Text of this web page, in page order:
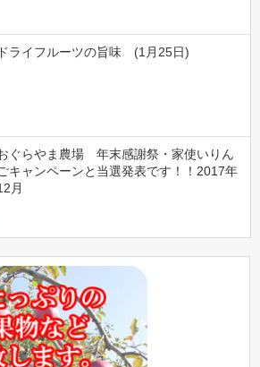
ドライフルーツの旨味 (1月25日)
ぐらやま農場 年末感謝祭・家使いりん
キャンペーンと当選発表です！！2017年
月